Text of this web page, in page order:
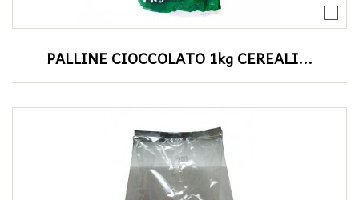
PALLINE CIOCCOLATO 1kg CEREALI...